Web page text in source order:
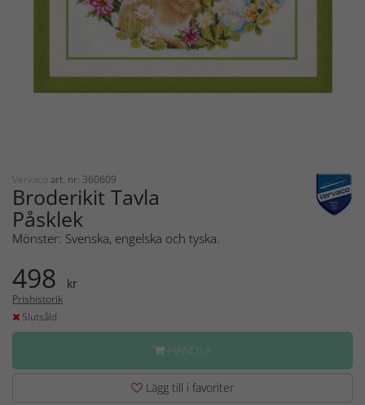
Vervaco art. nr: 360609
Broderikit Tavla
Påsklek
Mönster: Svenska, engelska och tyska.
498 kr
Prishistorik
Slutsåld
HANDLA
Lägg till i favoriter